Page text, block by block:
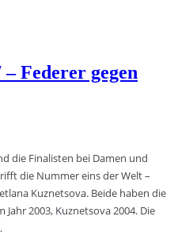
Federer gegen
die Finalisten bei Damen und
die Nummer eins der Welt –
Kuznetsova. Beide haben die
2003, Kuznetsova 2004. Die